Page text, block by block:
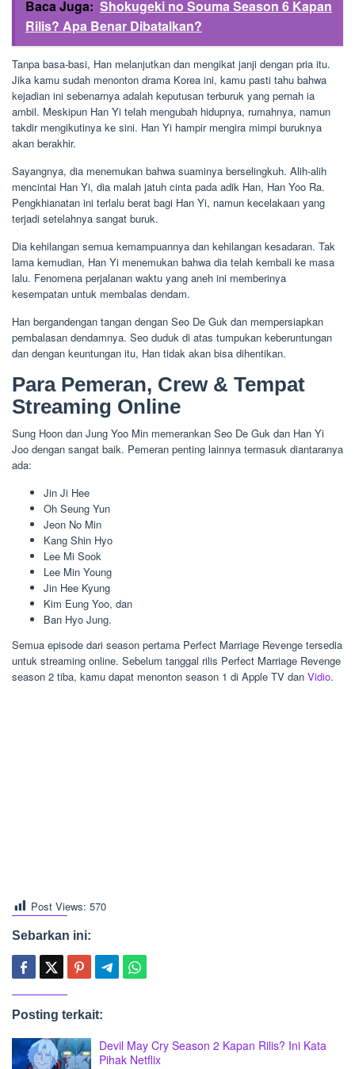
Baca Juga: Shokugeki no Souma Season 6 Kapan
Rilis? Apa Benar Dibatalkan?
Tanpa basa-basi, Han melanjutkan dan mengikat janji dengan pria itu.
Jika kamu sudah menonton drama Korea ini, kamu pasti tahu bahwa
kejadian ini sebenarnya adalah keputusan terburuk yang pernah ia
ambil. Meskipun Han Yi telah mengubah hidupnya, rumahnya, namun
takdir mengikutinya ke sini. Han Yi hampir mengira mimpi buruknya
akan berakhir.
Sayangnya, dia menemukan bahwa suaminya berselingkuh. Alih-alih
mencintai Han Yi, dia malah jatuh cinta pada adik Han, Han Yoo Ra.
Pengkhianatan ini terlalu berat bagi Han Yi, namun kecelakaan yang
terjadi setelahnya sangat buruk.
Dia kehilangan semua kemampuannya dan kehilangan kesadaran. Tak
lama kemudian, Han Yi menemukan bahwa dia telah kembali ke masa
lalu. Fenomena perjalanan waktu yang aneh ini memberinya
kesempatan untuk membalas dendam.
Han bergandengan tangan dengan Seo De Guk dan mempersiapkan
pembalasan dendamnya. Seo duduk di atas tumpukan keberuntungan
dan dengan keuntungan itu, Han tidak akan bisa dihentikan.
Para Pemeran, Crew & Tempat
Streaming Online
Sung Hoon dan Jung Yoo Min memerankan Seo De Guk dan Han Yi
Joo dengan sangat baik. Pemeran penting lainnya termasuk diantaranya
ada:
Jin Ji Hee
Oh Seung Yun
Jeon No Min
Kang Shin Hyo
Lee Mi Sook
Lee Min Young
Jin Hee Kyung
Kim Eung Yoo, dan
Ban Hyo Jung.
Semua episode dari season pertama Perfect Marriage Revenge tersedia
untuk streaming online. Sebelum tanggal rilis Perfect Marriage Revenge
season 2 tiba, kamu dapat menonton season 1 di Apple TV dan Vidio.
Post Views: 570
Sebarkan ini:
Posting terkait:
Devil May Cry Season 2 Kapan Rilis? Ini Kata
Pihak Netflix